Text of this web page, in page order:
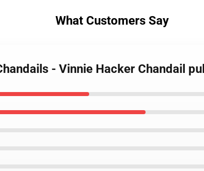
What Customers Say
- Vinnie Hacker Chandail